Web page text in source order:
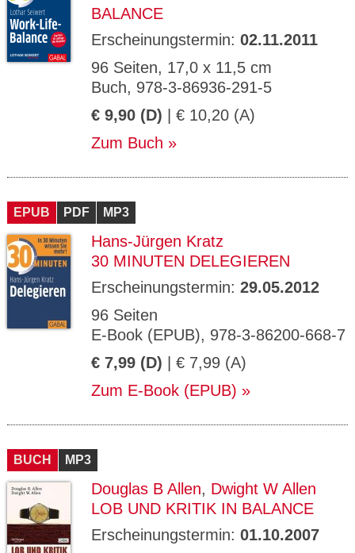
BALANCE
Erscheinungstermin: 02.11.2011
96 Seiten, 17,0 x 11,5 cm
Buch, 978-3-86936-291-5
€ 9,90 (D) | € 10,20 (A)
Zum Buch
EPUB PDF MP3
Hans-Jürgen Kratz
30 MINUTEN DELEGIEREN
Erscheinungstermin: 29.05.2012
96 Seiten
E-Book (EPUB), 978-3-86200-668-7
€ 7,99 (D) | € 7,99 (A)
Zum E-Book (EPUB)
BUCH MP3
Douglas B Allen, Dwight W Allen
LOB UND KRITIK IN BALANCE
Erscheinungstermin: 01.10.2007